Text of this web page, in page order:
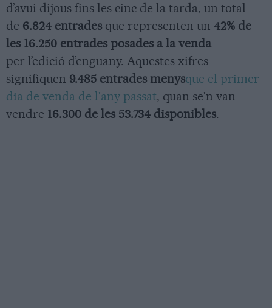
d’avui dijous fins les cinc de la tarda, un total
de 6.824 entrades que representen un 42% de
les 16.250 entrades posades a la venda
per l’edició d’enguany. Aquestes xifres
signifiquen 9.485 entrades menysque el primer
dia de venda de l'any passat, quan se'n van
vendre 16.300 de les 53.734 disponibles.